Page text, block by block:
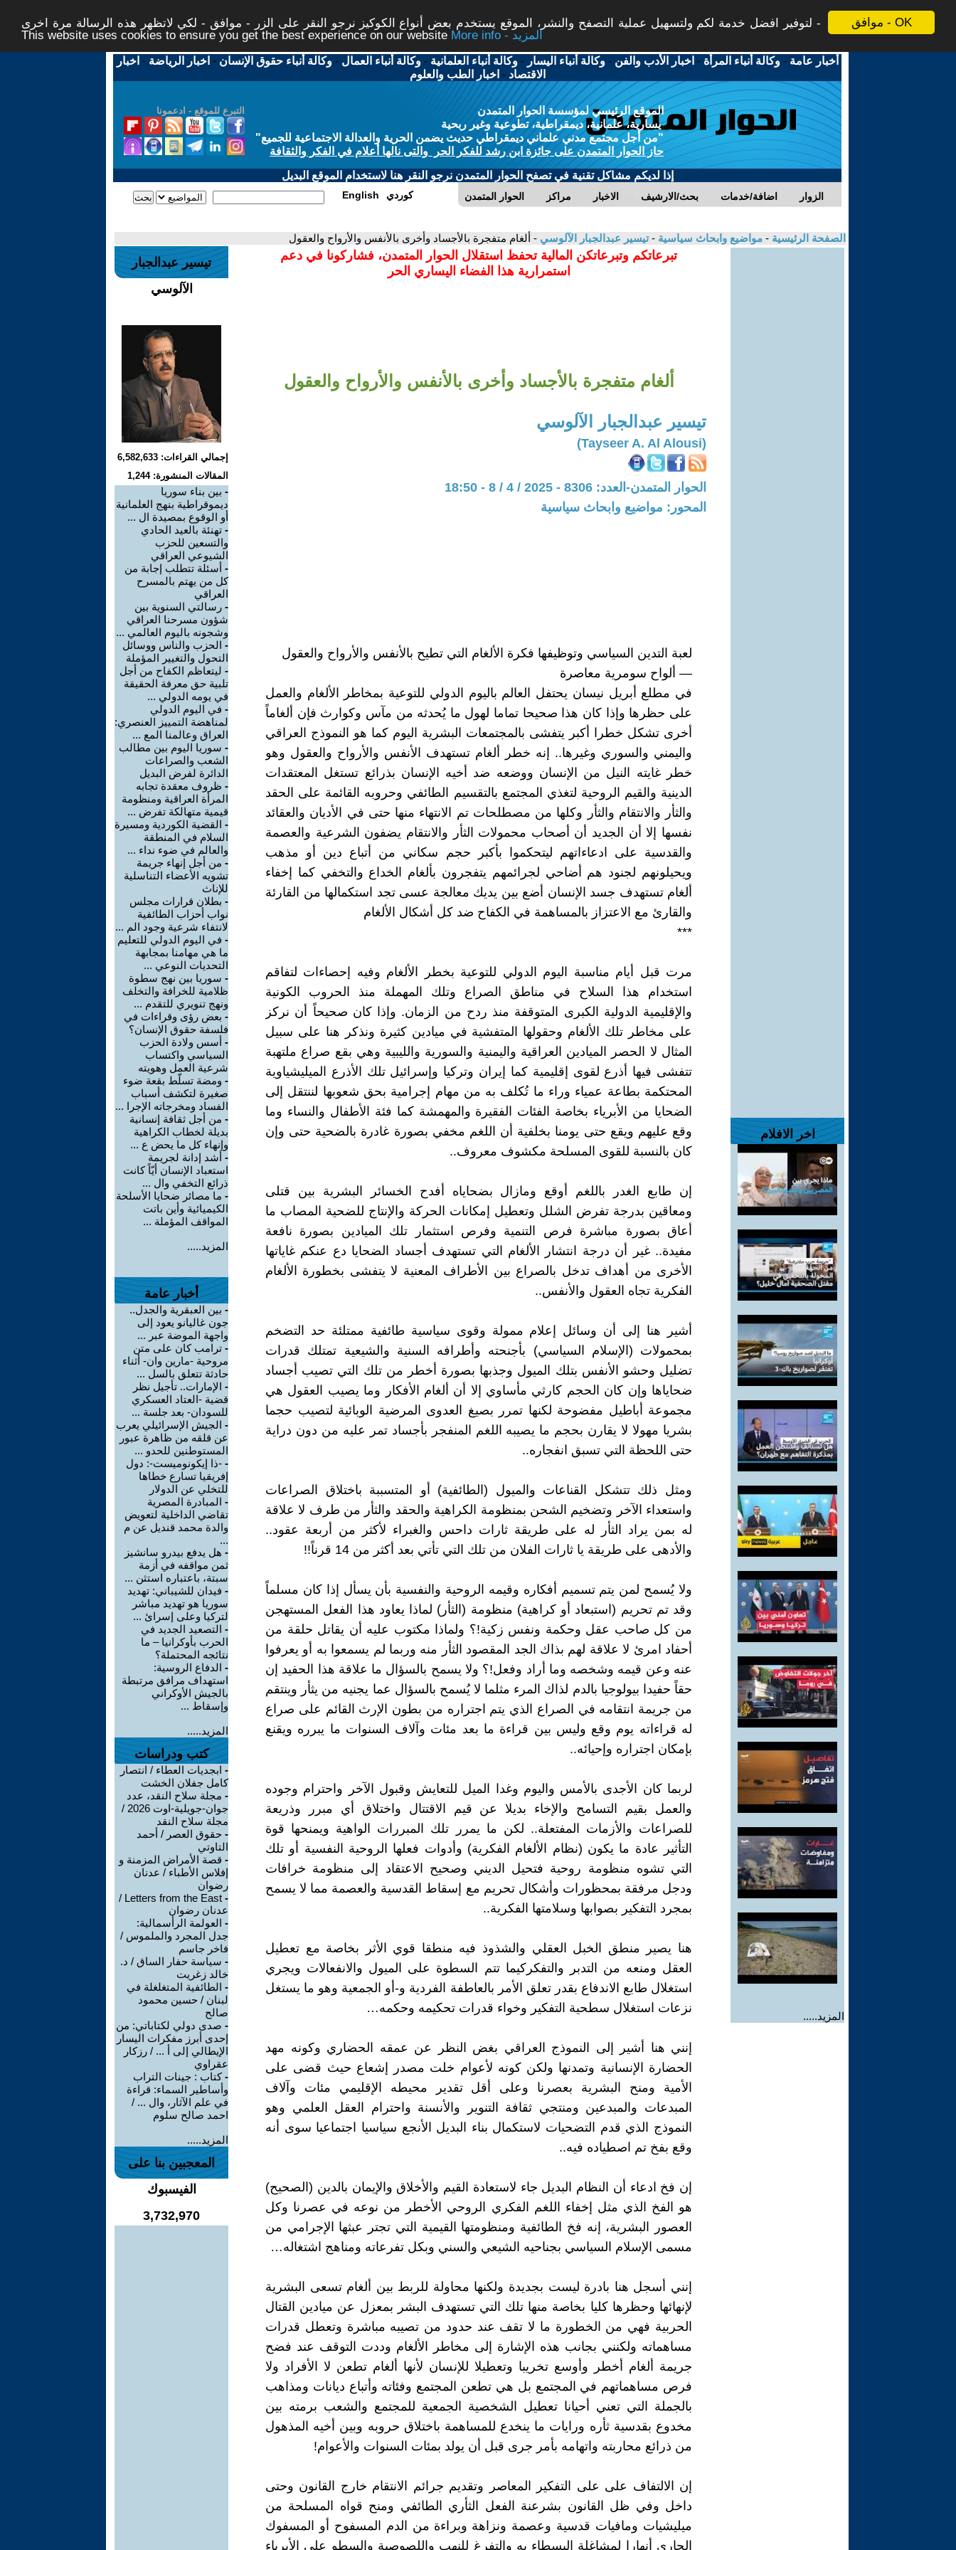
موافق - OK
لتوفير افضل خدمة لكم ولتسهيل عملية التصفح والنشر، الموقع يستخدم بعض أنواع الكوكيز نرجو النقر على الزر - موافق - لكي لاتظهر هذه الرسالة مرة اخرى -
This website uses cookies to ensure you get the best experience on our website
More info - المزيد
أخبار عامة -وكالة أنباء المرأة - اخبار الأدب والفن -وكالة أنباء اليسار -وكالة أنباء العلمانية -وكالة أنباء العمال -وكالة أنباء حقوق الإنسان - اخبار الرياضة - اخبار
الاقتصاد - اخبار الطب والعلوم
التبرع للموقع - ادعمونا
الموقع الرئيسي لمؤسسة الحوار المتمدن
يسارية، علمانية، ديمقراطية، تطوعية وغير ربحية
"من أجل مجتمع مدني علماني ديمقراطي حديث يضمن الحرية والعدالة الاجتماعية للجميع"
حاز الحوار المتمدن على جائزة ابن رشد للفكر الحر والتى نالها أعلام في الفكر والثقافة
إذا لديكم مشاكل تقنية في تصفح الحوار المتمدن نرجو النقر هنا لاستخدام الموقع البديل
الحوار المتمدن مراكز الاخبار بحث/الارشيف اضافة/خدمات الزوار English كوردي
الصفحة الرئيسية - مواضيع وابحاث سياسية -تيسير عبدالجبار الآلوسي - ألغام متفجرة بالأجساد وأخرى بالأنفس والأرواح والعقول
اخر الافلام
المزيد.....
تبرعاتكم وتبرعاتكن المالية تحفظ استقلال الحوار المتمدن، فشاركونا في دعم
استمرارية هذا الفضاء اليساري الحر
ألغام متفجرة بالأجساد وأخرى بالأنفس والأرواح والعقول
تيسير عبدالجبار الآلوسي
(Tayseer A. Al Alousi)
الحوار المتمدن-العدد: 8306 - 2025 / 4 / 8 - 18:50
المحور: مواضيع وابحاث سياسية
لعبة التدين السياسي وتوظيفها فكرة الألغام التي تطيح بالأنفس والأرواح والعقول
— ألواح سومرية معاصرة
في مطلع أبريل نيسان يحتفل العالم باليوم الدولي للتوعية بمخاطر الألغام والعمل
على حظرها وإذا كان هذا صحيحا تماما لهول ما يُحدثه من مآس وكوارث فإن ألغاماً
أخرى تشكل خطرا أكبر يتفشى بالمجتمعات البشرية اليوم كما هو النموذج العراقي
واليمني والسوري وغيرها.. إنه خطر ألغام تستهدف الأنفس والأرواح والعقول وهو
خطر غايته النيل من الإنسان ووضعه ضد أخيه الإنسان بذرائع تستغل المعتقدات
الدينية والقيم الروحية لتغذي المجتمع بالتقسيم الطائفي وحروبه القائمة على الحقد
والثأر والانتقام والثأر وكلها من مصطلحات تم الانتهاء منها حتى في الأديان والعقائد
نفسها إلا أن الجديد أن أصحاب محمولات الثأر والانتقام يضفون الشرعية والعصمة
والقدسية على ادعاءاتهم ليتحكموا بأكبر حجم سكاني من أتباع دين أو مذهب
ويحيلونهم لجنود هم أضاحي لجرائمهم يتفجرون بألغام الخداع والتخفي كما إخفاء
ألغام تستهدف جسد الإنسان أضع بين يديك معالجة عسى تجد استكمالها من القارئة
والقارئ مع الاعتزاز بالمساهمة في الكفاح ضد كل أشكال الألغام
***
مرت قبل أيام مناسبة اليوم الدولي للتوعية بخطر الألغام وفيه إحصاءات لتفاقم
استخدام هذا السلاح في مناطق الصراع وتلك المهملة منذ الحروب الكونية
والإقليمية الدولية الكبرى المتوقفة منذ ردح من الزمان. وإذا كان صحيحاً أن نركز
على مخاطر تلك الألغام وحقولها المتفشية في ميادين كثيرة ونذكر هنا على سبيل
المثال لا الحصر الميادين العراقية واليمنية والسورية والليبية وهي بقع صراع ملتهبة
تتفشى فيها أذرع لقوى إقليمية كما إيران وتركيا وإسرائيل تلك الأذرع الميليشياوية
المحتكمة بطاعة عمياء وراء ما تُكلف به من مهام إجرامية بحق شعوبها لننتقل إلى
الضحايا من الأبرياء بخاصة الفئات الفقيرة والمهمشة كما فئة الأطفال والنساء وما
وقع عليهم ويقع حتى يومنا بخلفية أن اللغم مخفي بصورة غادرة بالضحية حتى وإن
كان بالنسبة للقوى المسلحة مكشوف معروف..
إن طابع الغدر باللغم أوقع ومازال بضحاياه أفدح الخسائر البشرية بين قتلى
ومعاقين بدرجة تفرض الشلل وتعطيل إمكانات الحركة والإنتاج للضحية المصاب ما
أعاق بصورة مباشرة فرص التنمية وفرص استثمار تلك الميادين بصورة نافعة
مفيدة.. غير أن درجة انتشار الألغام التي تستهدف أجساد الضحايا دع عنكم غاياتها
الأخرى من أهداف تدخل بالصراع بين الأطراف المعنية لا يتفشى بخطورة الألغام
الفكرية تجاه العقول والأنفس..
أشير هنا إلى أن وسائل إعلام ممولة وقوى سياسية طائفية ممتلئة حد التضخم
بمحمولات (الإسلام السياسي) بأجنحته وأطرافه السنية والشيعية تمتلك قدرات
تضليل وحشو الأنفس بتلك الميول وجذبها بصورة أخطر من تلك التي تصيب أجساد
ضحاياها وإن كان الحجم كارثي مأساوي إلا أن ألغام الأفكار وما يصيب العقول هي
مجموعة أباطيل مفضوحة لكنها تمرر بصيغ العدوى المرضية الوبائية لتصيب حجما
بشريا مهولا لا يقارن بحجم ما يصيبه اللغم المنفجر بأجساد تمر عليه من دون دراية
حتى اللحظة التي تسبق انفجاره..
ومثل ذلك تتشكل القناعات والميول (الطائفية) أو المتسببة باختلاق الصراعات
واستعداء الآخر وتضخيم الشحن بمنظومة الكراهية والحقد والثأر من طرف لا علاقة
له بمن يراد الثأر له على طريقة ثارات داحس والغبراء لأكثر من أربعة عقود..
والأدهى على طريقة يا ثارات الفلان من تلك التي تأتي بعد أكثر من 14 قرناً!!
ولا يُسمح لمن يتم تسميم أفكاره وقيمه الروحية والنفسية بأن يسأل إذا كان مسلماً
وقد تم تحريم (استبعاد أو كراهية) منظومة (الثأر) لماذا يعاود هذا الفعل المستهجن
من كل صاحب عقل وحكمة ونفس زكية!؟ ولماذا مكتوب عليه أن يقاتل حلقة من
أحفاد امرئ لا علاقة لهم بذاك الجد المقصود الثأر منه وربما لم يسمعوا به أو يعرفوا
عنه وعن قيمه وشخصه وما أراد وفعل!؟ ولا يسمح بالسؤال ما علاقة هذا الحفيد إن
حقاً حفيدا بيولوجيا بالدم لذاك المرء مثلما لا يُسمح بالسؤال عما يجنيه من يثأر وينتقم
من جريمة انتقامه في الصراع الذي يتم اجتراره من بطون الإرث القائم على صراع
له قراءاته يوم وقع وليس بين قراءة ما بعد مئات وآلاف السنوات ما يبرره ويقنع
بإمكان اجتراره وإحيائه..
لربما كان الأجدى بالأمس واليوم وغدا الميل للتعايش وقبول الآخر واحترام وجوده
والعمل بقيم التسامح والإخاء بديلا عن قيم الاقتتال واختلاق أي مبرر وذريعة
للصراعات والأزمات المفتعلة.. لكن ما يمرر تلك المبررات الواهية ويمنحها قوة
التأثير عادة ما يكون (نظام الألغام الفكرية) وأدوات فعلها الروحية النفسية أو تلك
التي تشوه منظومة روحية فتحيل الديني وصحيح الاعتقاد إلى منظومة خرافات
ودجل مرفقة بمحظورات وأشكال تحريم مع إسقاط القدسية والعصمة مما لا يسمح
بمجرد التفكير بصوابها وسلامتها الفكرية..
هنا يصير منطق الخبل العقلي والشذوذ فيه منطقا قوي الأثر بخاصة مع تعطيل
العقل ومنعه من التدبر والتفكركيما تتم السطوة على الميول والانفعالات ويجري
استغلال طابع الاندفاع بقدر تعلق الأمر بالعاطفة الفردية و-أو الجمعية وهو ما يستغل
نزعات استغلال سطحية التفكير وخواء قدرات تحكيمه وحكمه…
إنني هنا أشير إلى النموذج العراقي بغض النظر عن عمقه الحضاري وكونه مهد
الحضارة الإنسانية وتمدنها ولكن كونه لأعوام خلت مصدر إشعاع حيث قضى على
الأمية ومنح البشرية بعصرنا وعلى أقل تقدير محيطه الإقليمي مئات وآلاف
المبدعات والمبدعين ومنتجي ثقافة التنوير والأنسنة واحترام العقل العلمي وهو
النموذج الذي قدم التضحيات لاستكمال بناء البديل الأنجع سياسيا اجتماعيا سوى أنه
وقع بفخ تم اصطياده فيه..
إن فخ ادعاء أن النظام البديل جاء لاستعادة القيم والأخلاق والإيمان بالدين (الصحيح)
هو الفخ الذي مثل إخفاء اللغم الفكري الروحي الأخطر من نوعه في عصرنا وكل
العصور البشرية، إنه فخ الطائفية ومنظومتها القيمية التي تجتر عبثها الإجرامي من
مسمى الإسلام السياسي بجناحيه الشيعي والسني وبكل تفرعاته ومناهج اشتغاله…
إنني أسجل هنا بادرة ليست بجديدة ولكنها محاولة للربط بين ألغام تسعى البشرية
لإنهائها وحظرها كليا بخاصة منها تلك التي تستهدف البشر بمعزل عن ميادين القتال
الحربية فهي من الخطورة ما لا تقف عند حدود من تصيبه مباشرة وتعطل قدرات
مساهماته ولكنني بجانب هذه الإشارة إلى مخاطر الألغام وددت التوقف عند فضح
جريمة ألغام أخطر وأوسع تخريبا وتعطيلا للإنسان لأنها ألغام تطعن لا الأفراد ولا
فرص مساهماتهم في المجتمع بل هي تطعن المجتمع وفئاته وأتباع ديانات ومذاهب
بالجملة التي تعني أحيانا تعطيل الشخصية الجمعية للمجتمع والشعب برمته بين
مخدوع بقدسية ثأره ورايات ما ينخدع للمساهمة باختلاق حروبه وبين أخيه المذهول
من ذرائع محاربته واتهامه بأمر جرى قبل أن يولد بمئات السنوات والأعوام!
إن الالتفاف على على التفكير المعاصر وتقديم جرائم الانتقام خارج القانون وحتى
داخل وفي ظل القانون بشرعنة الفعل الثأري الطائفي ومنح قواه المسلحة من
ميليشيات ومافيات قدسية وعصمة ونزاهة وبراءة من الدم المسفوح أو المسفوك
الجاري أنهارا لمشاغلة البسطاء به والتفرغ للنهب واللصوصية والسطو على الأبرياء
تيسير عبدالجبار
الآلوسي
إجمالي القراءات: 6,582,633
المقالات المنشورة: 1,244
- بين بناء سوريا
ديموقراطية بنهج العلمانية
أو الوقوع بمصيدة ال ...
- تهنئة بالعيد الحادي
والتسعين للحزب
الشيوعي العراقي
- أسئلة تتطلب إجابة من
كل من يهتم بالمسرح
العراقي
- رسالتي السنوية بين
شؤون مسرحنا العراقي
وشجونه باليوم العالمي ...
- الحزب والناس ووسائل
التحول والتغيير المؤملة
- ليتعاظم الكفاح من أجل
تلبية حق معرفة الحقيقة
في يومه الدولي ...
- في اليوم الدولي
لمناهضة التمييز العنصري:
العراق وعالمنا المع ...
- سوريا اليوم بين مطالب
الشعب والصراعات
الدائرة لفرض البديل
- ظروف معقدة تجابه
المرأة العراقية ومنظومة
قيمية متهالكة تفرض ...
- القضية الكوردية ومسيرة
السلام في المنطقة
والعالم في ضوء نداء ...
- من أجل إنهاء جريمة
تشويه الأعضاء التناسلية
للإناث
- بطلان قرارات مجلس
نواب أحزاب الطائفية
لانتفاء شرعية وجود الم ...
- في اليوم الدولي للتعليم
ما هي مهامنا بمجابهة
التحديات النوعي ...
- سوريا بين نهج سطوة
ظلامية للخرافة والتخلف
ونهج تنويري للتقدم ...
- بعض رؤى وقراءات في
فلسفة حقوق الإنسان؟
- أسس ولادة الحزب
السياسي واكتساب
شرعية العمل وهويته
- ومضة تسلّط بقعة ضوء
صغيرة لتكشف أسباب
الفساد ومخرجاته الإجرا ...
- من أجل ثقافة إنسانية
بديلة لخطاب الكراهية
وإنهاء كل ما يحض ع ...
- أشد إدانة لجريمة
استعباد الإنسان أيّاً كانت
ذرائع التخفي وال ...
- ما مصائر ضحايا الأسلحة
الكيميائية وأين باتت
المواقف المؤملة ...
المزيد.....
أخبار عامة
- بين العبقرية والجدل..
جون غاليانو يعود إلى
واجهة الموضة عبر ...
- ترامب كان على متن
مروحية -مارين وان- أثناء
حادثة تتعلق بالسل ...
- الإمارات.. تأجيل نظر
قضية -العتاد العسكري
للسودان- بعد جلسة ...
- الجيش الإسرائيلي يعرب
عن قلقه من ظاهرة عبور
المستوطنين للحدو ...
- -ذا إيكونوميست-: دول
إفريقيا تسارع خطاها
للتخلي عن الدولار
- المبادرة المصرية
تقاضي الداخلية لتعويض
والدة محمد قنديل عن م
...
- هل يدفع بيدرو سانشيز
ثمن مواقفه في أزمة
سبتة، باعتباره استثن ...
- فيدان للشيباني: تهديد
سوريا هو تهديد مباشر
لتركيا وعلى إسرائ ...
- التصعيد الجديد في
الحرب بأوكرانيا – ما
نتائجه المحتملة؟
- الدفاع الروسية:
استهداف مرافق مرتبطة
بالجيش الأوكراني
وإسقاط ...
المزيد.....
كتب ودراسات
- ابجديات العطاء / انتصار
كامل جفلان الخشت
- مجلة سلاح النقد، عدد
جوان-جويلية-اوت 2026 /
مجلة سلاح النقد
- حقوق العصر / أحمد
التاوتي
- قصة الأمراض المزمنة و
إفلاس الأطباء / عدنان
رضوان
-
Letters from the East /
عدنان رضوان
- العولمة الرأسمالية:
جدل المجرد والملموس /
فاخر جاسم
- سياسة حفار الساق / د.
خالد زغريت
- الطائفية المتغلغلة في
لبنان / حسين محمود
صالح
- صدى دولي لكتاباتي: من
إحدى أبرز مفكرات اليسار
الإيطالي إلى أ ... / رزكار
عقراوي
-كتاب : جينات التراب
وأساطير السماء: قراءة
في علم الآثار، وال ... /
احمد صالح سلوم
المزيد.....
المعجبين بنا على
الفيسبوك
3,732,970